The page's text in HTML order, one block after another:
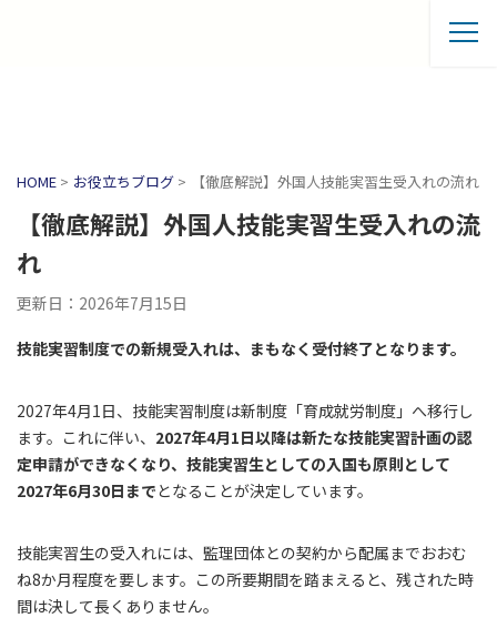
HOME > お役立ちブログ > 【徹底解説】外国人技能実習生受入れの流れ
【徹底解説】外国人技能実習生受入れの流
れ
更新日：2026年7月15日
技能実習制度での新規受入れは、まもなく受付終了となります。
2027年4月1日、技能実習制度は新制度「育成就労制度」へ移行し
ます。これに伴い、 2027年4月1日以降は新たな技能実習計画の認
定申請ができなくなり、技能実習生としての入国も原則として
2027年6月30日までとなることが決定しています。
技能実習生の受入れには、監理団体との契約から配属までおおむ
ね8か月程度を要します。この所要期間を踏まえると、残された時
間は決して長くありません。